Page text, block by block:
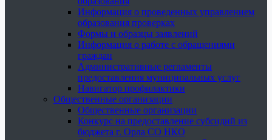
Информация о проведенных управлением
образования проверках
Формы и образцы заявлений
Информация о работе с обращениями
граждан
Административные регламенты
предоставления муниципальных услуг
Навигатор профилактики
Общественные организации
Общественные организации
Конкурс на предоставление субсидий из
бюджета г. Орла СО НКО